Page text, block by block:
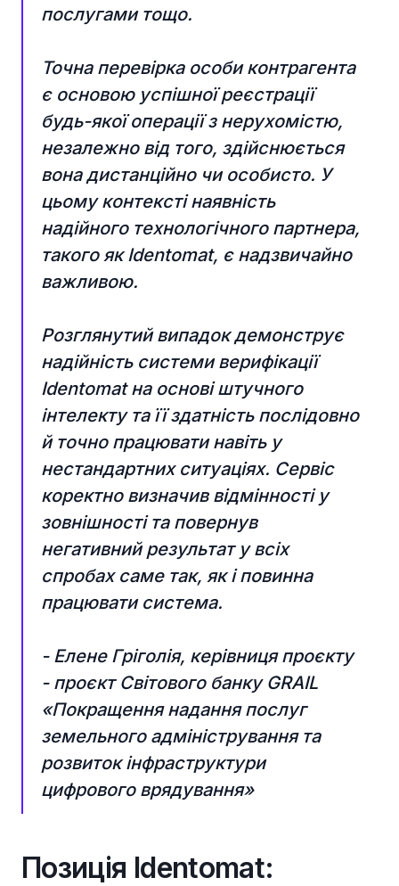
послугами тощо.
Точна перевірка особи контрагента
є основою успішної реєстрації
будь-якої операції з нерухомістю,
незалежно від того, здійснюється
вона дистанційно чи особисто. У
цьому контексті наявність
надійного технологічного партнера,
такого як Identomat, є надзвичайно
важливою.
Розглянутий випадок демонструє
надійність системи верифікації
Identomat на основі штучного
інтелекту та її здатність послідовно
й точно працювати навіть у
нестандартних ситуаціях. Сервіс
коректно визначив відмінності у
зовнішності та повернув
негативний результат у всіх
спробах саме так, як і повинна
працювати система.
- Елене Гріголія, керівниця проєкту
- проєкт Світового банку GRAIL
«Покращення надання послуг
земельного адміністрування та
розвиток інфраструктури
цифрового врядування»
Позиція Identomat: